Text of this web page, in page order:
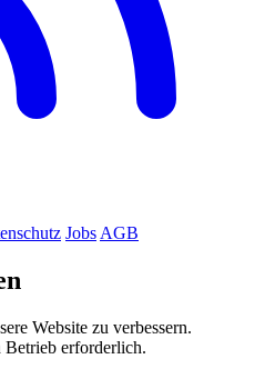
JobsAGB
Website zu verbessern.
Betrieb erforderlich.